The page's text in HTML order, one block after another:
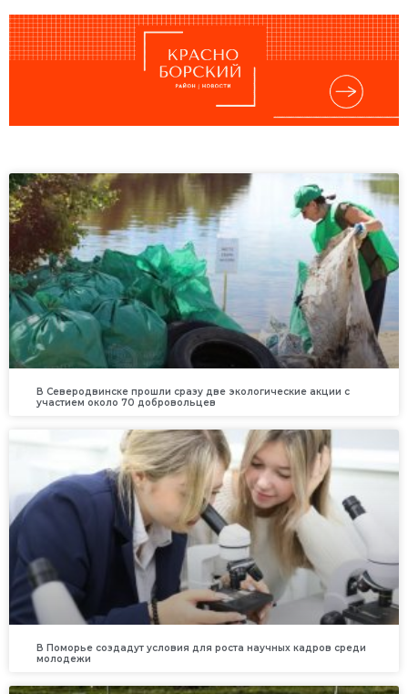
В Северодвинске прошли сразу две экологические акции с
участием около 70 добровольцев
В Поморье создадут условия для роста научных кадров среди
молодежи